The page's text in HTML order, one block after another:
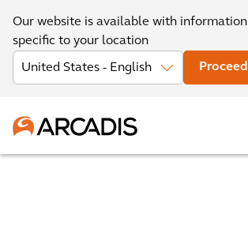
Our website is available with information
specific to your location
Proceed